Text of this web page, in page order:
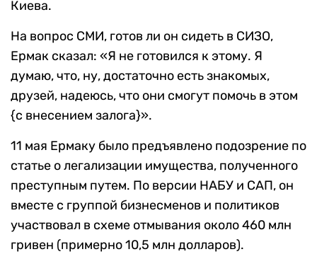
Киева.
На вопрос СМИ, готов ли он сидеть в СИЗО,
Ермак сказал: «Я не готовился к этому. Я
думаю, что, ну, достаточно есть знакомых,
друзей, надеюсь, что они смогут помочь в этом
{с внесением залога}».
11 мая Ермаку было предъявлено подозрение по
статье о легализации имущества, полученного
преступным путем. По версии НАБУ и САП, он
вместе с группой бизнесменов и политиков
участвовал в схеме отмывания около 460 млн
гривен (примерно 10,5 млн долларов).